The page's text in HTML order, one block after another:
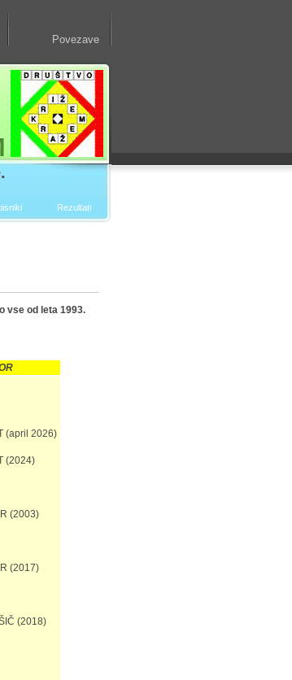
Povezave
Rezultati
vse od leta 1993.
(april 2026)
(2024)
(2003)
(2017)
(2018)